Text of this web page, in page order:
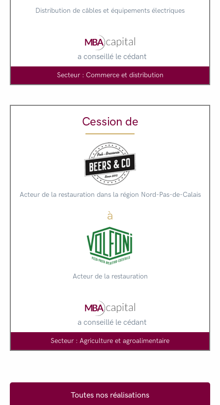
Distribution de câbles et équipements électriques
a conseillé le cédant
Secteur : Commerce et distribution
Cession de
Acteur de la restauration dans la région Nord-Pas-de-Calais
à
Acteur de la restauration
a conseillé le cédant
Secteur : Agriculture et agroalimentaire
Toutes nos réalisations